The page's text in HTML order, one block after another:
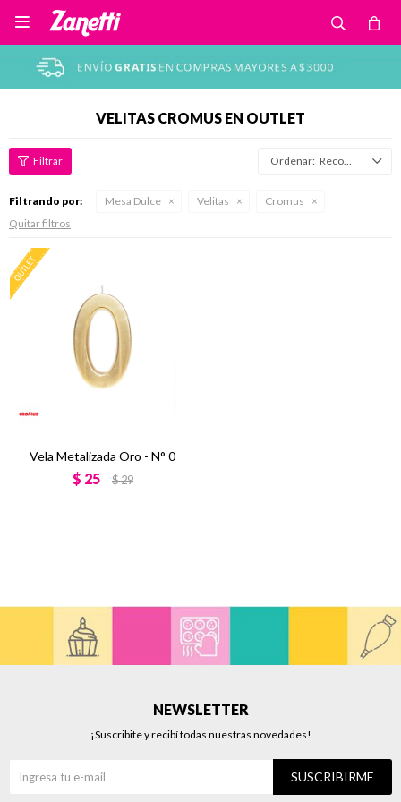

VELITAS CROMUS EN OUTLET
Recomendados
Filtrando por: Mesa Dulce Velitas
Cromus
Quitar filtros
Vela Metalizada Oro - N° 0
$ 25 $29
NEWSLETTER
¡Suscribite y recibí todas nuestras novedades!
SUSCRIBIRME